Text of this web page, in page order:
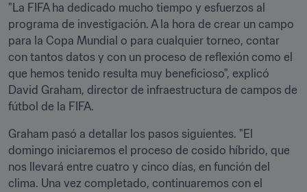
"La FIFA ha dedicado mucho tiempo y esfuerzos al
programa de investigación. A la hora de crear un campo
para la Copa Mundial o para cualquier torneo, contar
con tantos datos y con un proceso de reflexión como el
que hemos tenido resulta muy beneficioso", explicó
David Graham, director de infraestructura de campos de
fútbol de la FIFA.
Graham pasó a detallar los pasos siguientes. "El
domingo iniciaremos el proceso de cosido híbrido, que
nos llevará entre cuatro y cinco días, en función del
clima. Una vez completado, continuaremos con el